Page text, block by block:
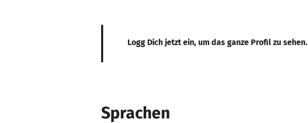
Logg Dich jetzt ein, um das ganze Profil zu sehen.
Sprachen